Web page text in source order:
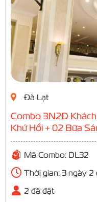
Đà Lạt
Combo 3N2Đ
Khứ Hồi + 02 Bữa
Mã Combo: DL32
Thời gian: 3 ngày 2
2 đã đặt